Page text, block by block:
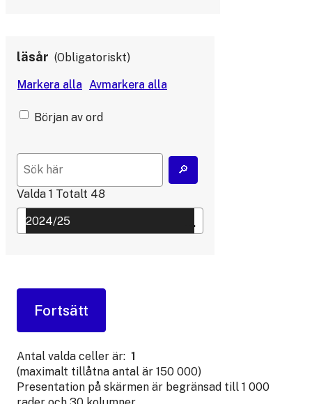
läsår Obligatoriskt
Början av ord
Valda 1 Totalt 48
Antal valda celler är: 1
(maximalt tillåtna antal är 150 000)
Presentation på skärmen är begränsad till 1 000